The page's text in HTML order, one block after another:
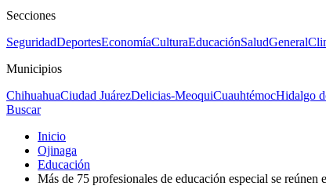
Secciones
SeguridadDeportesEconomíaCulturaEducaciónSaludGeneral
Municipios
ChihuahuaCiudad JuárezDelicias-MeoquiCuauhtémocHidalgo
Buscar
Inicio
Ojinaga
Educación
Más de 75 profesionales de educación especial se